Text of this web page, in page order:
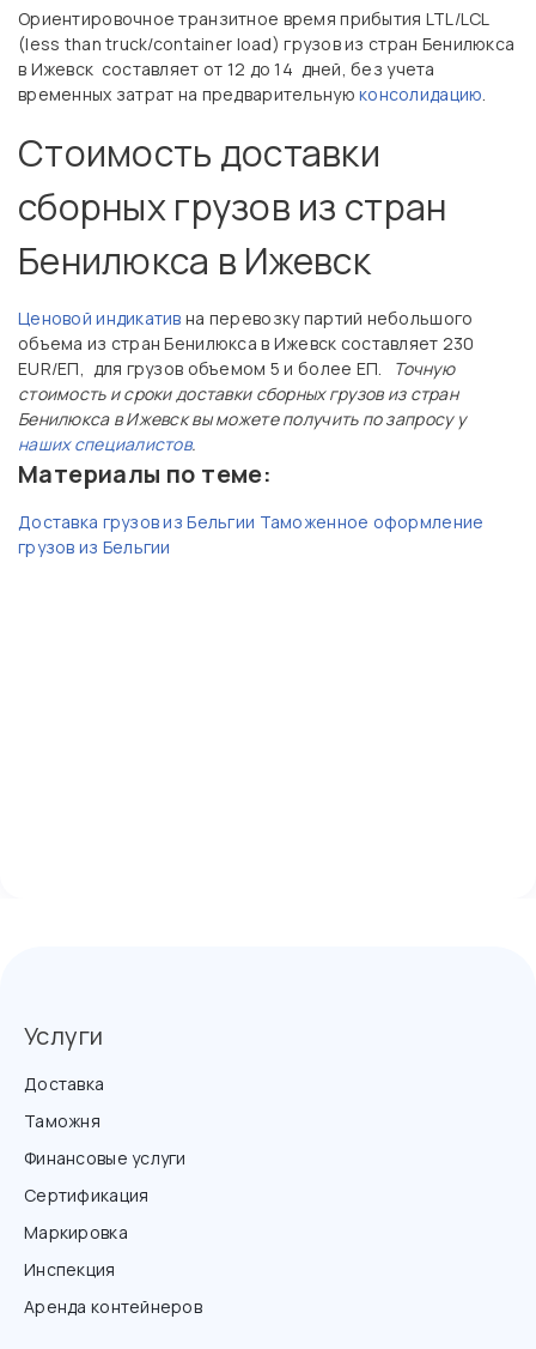
Ориентировочное транзитное время прибытия LTL/LCL
(less than truck/container load) грузов из стран Бенилюкса
в Ижевск составляет от 12 до 14 дней, без учета
временных затрат на предварительнуюконсолидацию.
Стоимость доставки
сборных грузов из стран
Бенилюкса в Ижевск
Ценовой индикатив на перевозку партий небольшого
объема из стран Бенилюкса в Ижевск составляет 230
EUR/ЕП, для грузов объемом 5 и более ЕП. Точную
стоимость и сроки доставки сборных грузов из стран
Бенилюкса в Ижевск вы можете получить по запросу у
наших специалистов.
Материалы по теме:
Доставка грузов из Бельгии Таможенное оформление
грузов из Бельгии
Услуги
Доставка
Таможня
Финансовые услуги
Сертификация
Маркировка
Инспекция
Аренда контейнеров